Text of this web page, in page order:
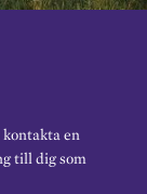
en
till dig som